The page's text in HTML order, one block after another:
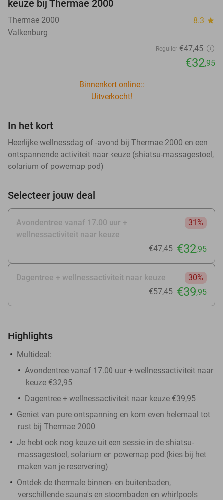
keuze bij Thermae 2000
Thermae 2000 8.3 star
Valkenburg
Regulier €47,45
€32,95
Binnenkort online::
Uitverkocht!
In het kort
Heerlijke wellnessdag of -avond bij Thermae 2000 en een
ontspannende activiteit naar keuze (shiatsu-massagestoel,
solarium of powernap pod)
Selecteer jouw deal
Avondentree vanaf 17.00 uur +
wellnessactiviteit naar keuze
31%
€47,45 €32,95
Dagentree + wellnessactiviteit naar keuze
30%
€57,45 €39,95
Highlights
Multideal:
Avondentree vanaf 17.00 uur + wellnessactiviteit naar
keuze €32,95
Dagentree + wellnessactiviteit naar keuze €39,95
Geniet van pure ontspanning en kom even helemaal tot
rust bij Thermae 2000
Je hebt ook nog keuze uit een sessie in de shiatsu-
massagestoel, solarium en powernap pod (kies bij het
maken van je reservering)
Ontdek de thermale binnen- en buitenbaden,
verschillende sauna's en stoombaden en whirlpools